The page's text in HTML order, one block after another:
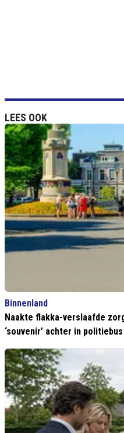
LEES OOK
Binnenland
Naakte flakka-verslaafde
‘souvenir’ achter in politiebus